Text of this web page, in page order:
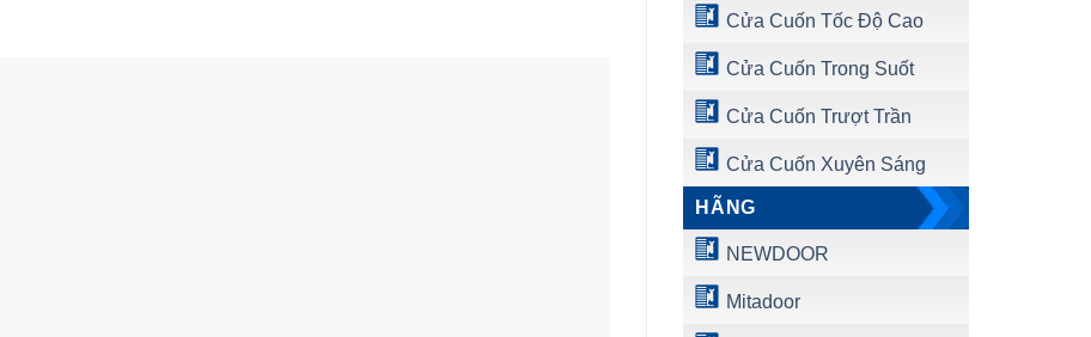
Cửa Cuốn Tốc Độ Cao
Cửa Cuốn Trong Suốt
Cửa Cuốn Trượt Trần
Cửa Cuốn Xuyên Sáng
HÃNG
NEWDOOR
Mitadoor